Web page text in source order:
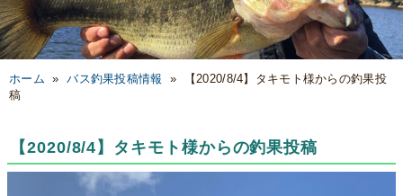
ホーム »バス釣果投稿情報 »
【2020/8/4】タキモト様からの釣果投
稿
【2020/8/4】タキモト様からの釣果投稿